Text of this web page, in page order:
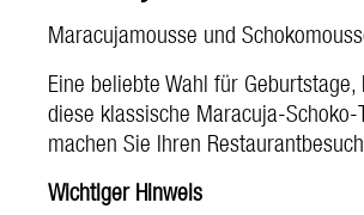
Maracujamousse und
Eine beliebte Wahl für
diese klassische Maracuja-
machen Sie Ihren
Wichtiger Hinweis